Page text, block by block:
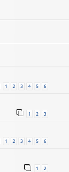
1 2 3 4 5 6
1 2 3
1 2 3 4 5 6
1 2